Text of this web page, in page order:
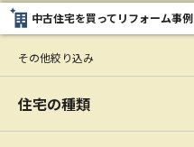
中古住宅を買ってリフォーム事例
その他絞り込み
住宅の種類